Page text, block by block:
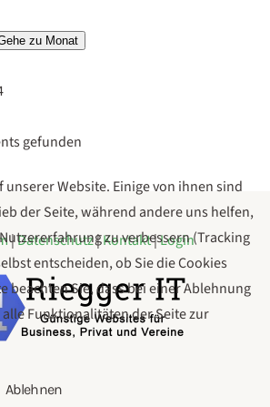
zu Monat
gefunden
|Datenschutz|Kontakt|Login
Website. Einige von ihnen sind
der Seite, während andere uns helfen,
zu verbessern (Tracking
entscheiden, ob Sie die Cookies
beachten Sie, dass bei einer Ablehnung
Funktionalitäten der Seite zur
Ablehnen